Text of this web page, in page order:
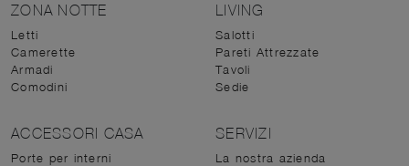
ZONA NOTTE
Letti
Camerette
Armadi
Comodini
LIVING
Salotti
Pareti Attrezzate
Tavoli
Sedie
ACCESSORI CASA
Porte per interni
SERVIZI
La nostra azienda